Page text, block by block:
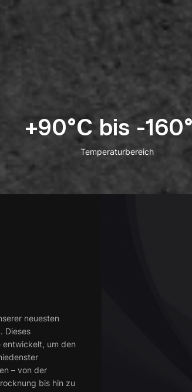
+90°C bis -
Temperaturbereich
neuesten
Dieses
um den
– von der
bis hin zu